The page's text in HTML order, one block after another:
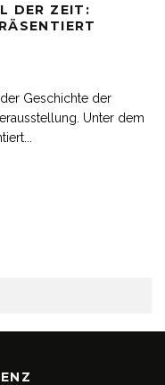
DER ZEIT:
Geschichte der
Unter dem